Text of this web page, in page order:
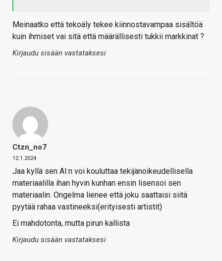
Meinaatko että tekoäly tekee kiinnostavampaa sisältöä
kuin ihmiset vai sitä että määrällisesti tukkii markkinat ?
Kirjaudu sisään vastataksesi
Ctzn_no7
12.1.2024
Jaa kyllä sen AI:n voi kouluttaa tekijänoikeudellisella
materiaalilla ihan hyvin kunhan ensin lisensoi sen
materiaalin. Ongelma lienee että joku saattaisi siitä
pyytää rahaa vastineeksi(erityisesti artistit)
Ei mahdotonta, mutta pirun kallista
Kirjaudu sisään vastataksesi